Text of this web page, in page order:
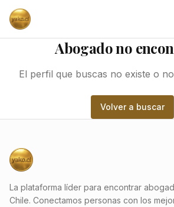
Abogado no
El perfil que buscas no existe o
Volver a buscar
La plataforma líder para encontrar
Chile. Conectamos personas con los